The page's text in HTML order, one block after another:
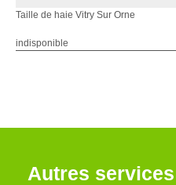
Taille de haie Vitry Sur Orne
indisponible
Autres services